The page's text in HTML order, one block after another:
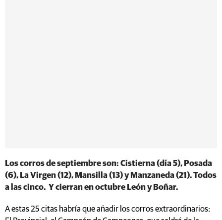
Los corros de septiembre son: Cistierna (día 5), Posada
(6), La Virgen (12), Mansilla (13) y Manzaneda (21). Todos
a las cinco. Y cierran en octubre León y Boñar.
A estas 25 citas habría que añadir los corros extraordinarios: